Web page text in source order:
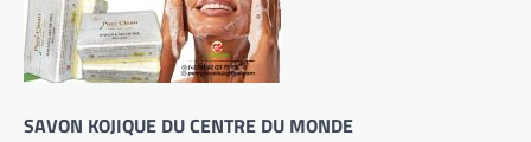
SAVON KOJIQUE DU CENTRE DU MONDE